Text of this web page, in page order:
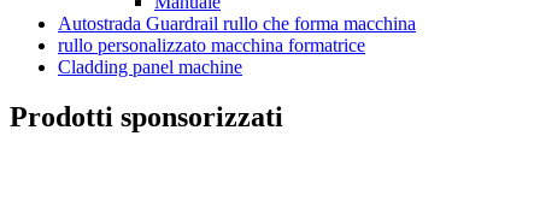
Autostrada Guardrail rullo che forma macchina
rullo personalizzato macchina formatrice
Cladding panel machine
Prodotti sponsorizzati